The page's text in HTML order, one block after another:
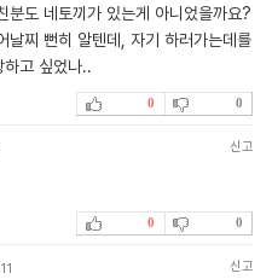
분도 네토끼가 있는게 아니었을까요?
날찌 뻔히 알텐데, 자기 하러가는데를
하고 싶었나..
0 0
신고
0 0
신고